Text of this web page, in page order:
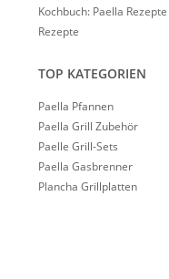
Kochbuch: Paella Rezepte
Rezepte
TOP KATEGORIEN
Paella Pfannen
Paella Grill Zubehör
Paelle Grill-Sets
Paella Gasbrenner
Plancha Grillplatten